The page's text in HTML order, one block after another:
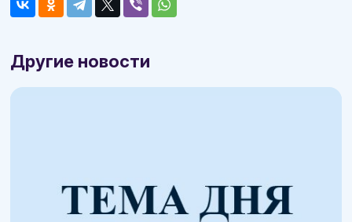
Другие новости